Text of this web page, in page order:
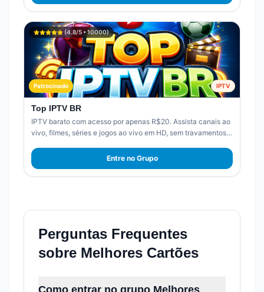
(4.8/5 •10000)
Patrocinado IPTV
Top IPTV BR
IPTV barato com acesso por apenas R$20. Assista canais ao
vivo, filmes, séries e jogos ao vivo em HD, sem travamentos.
Entre no Grupo
Perguntas Frequentes
sobre Melhores Cartões
Como entrar no grupo Melhores